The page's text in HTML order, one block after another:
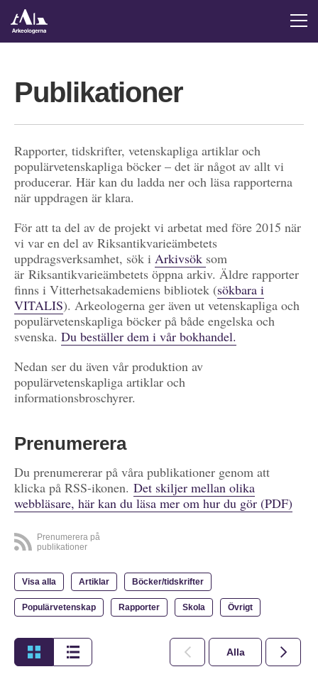
Publikationer
Rapporter, tidskrifter, vetenskapliga artiklar och
populärvetenskapliga böcker – det är något av allt vi
producerar. Här kan du ladda ner och läsa rapporterna
när uppdragen är klara.
För att ta del av de projekt vi arbetat med före 2015 när
vi var en del av Riksantikvarieämbetets
uppdragsverksamhet, sök i Arkivsök som
är Riksantikvarieämbetets öppna arkiv. Äldre rapporter
finns i Vitterhetsakademiens bibliotek (sökbara i
VITALIS). Arkeologerna ger även ut vetenskapliga och
populärvetenskapliga böcker på både engelska och
svenska. Du beställer dem i vår bokhandel.
Nedan ser du även vår produktion av
populärvetenskapliga artiklar och
informationsbroschyrer.
Prenumerera
Du prenumererar på våra publikationer genom att
klicka på RSS-ikonen. Det skiljer mellan olika
webbläsare, här kan du läsa mer om hur du gör (PDF)
Prenumerera på
publikationer
Visa alla Artiklar Böcker/tidskrifter
Populärvetenskap Rapporter Skola Övrigt
Alla 2026